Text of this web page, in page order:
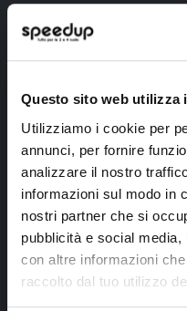
Questo sito web utilizza
Utilizziamo i cookie per
annunci, per fornire
analizzare il nostro
informazioni sul modo in
nostri partner che si
pubblicità e social
con altre informazioni
raccolto dal tuo utilizzo
Ho letto e
Segui